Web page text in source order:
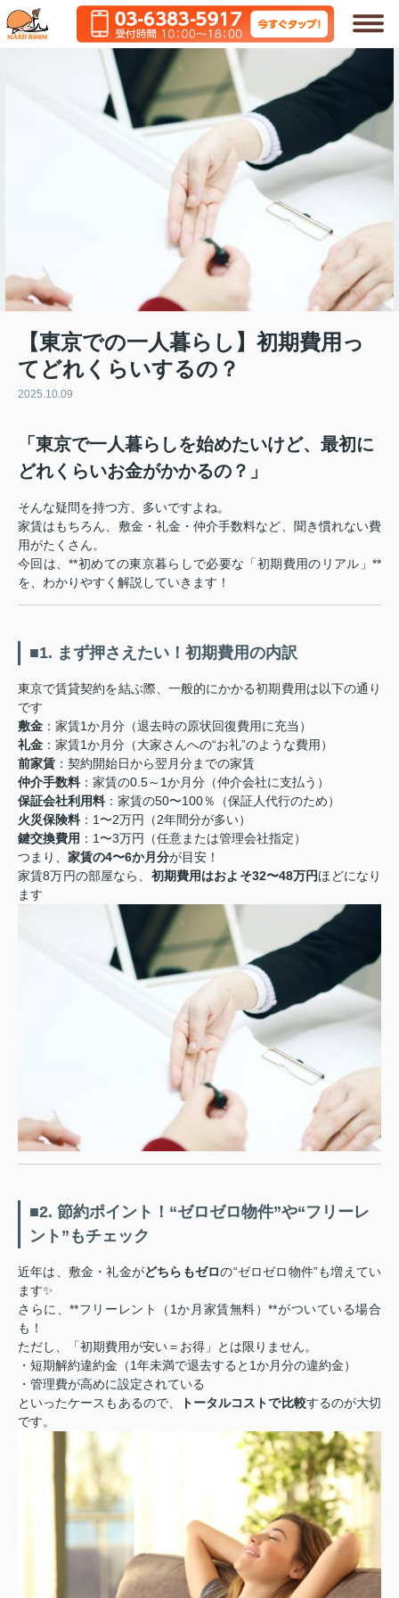
【東京での一人暮らし】初期費用っ
てどれくらいするの？
2025.10.09
「東京で一人暮らしを始めたいけど、最初に
どれくらいお金がかかるの？」
そんな疑問を持つ方、多いですよね。
家賃はもちろん、敷金・礼金・仲介手数料など、聞き慣れない費
用がたくさん。
今回は、**初めての東京暮らしで必要な「初期費用のリアル」**
を、わかりやすく解説していきます！
■1. まず押さえたい！初期費用の内訳
東京で賃貸契約を結ぶ際、一般的にかかる初期費用は以下の通り
です
敷金 ：家賃1か月分（退去時の原状回復費用に充当）
礼金 ：家賃1か月分（大家さんへの“お礼”のような費用）
前家賃 ：契約開始日から翌月分までの家賃
仲介手数料：家賃の0.5～1か月分（仲介会社に支払う）
保証会社利用料：家賃の50〜100％（保証人代行のため）
火災保険料：1〜2万円（2年間分が多い）
鍵交換費用 ：1〜3万円（任意または管理会社指定）
つまり、 家賃の4〜6か月分が目安！
家賃8万円の部屋なら、 初期費用はおよそ32〜48万円ほどになり
ます
■2. 節約ポイント！“ゼロゼロ物件”や“フリーレ
ント”もチェック
近年は、敷金・礼金がどちらもゼロの“ゼロゼロ物件”も増えてい
ます✨
さらに、**フリーレント（1か月家賃無料）**がついている場合
も！
ただし、「初期費用が安い＝お得」とは限りません。
・短期解約違約金（1年未満で退去すると1か月分の違約金）
・管理費が高めに設定されている
といったケースもあるので、
トータルコストで比較するのが大切
です。